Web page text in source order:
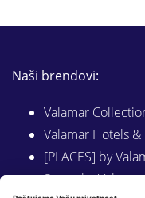
Naši brendovi:
Valamar
Valamar Hotels &
[PLACES] by
Sunny by Valamar